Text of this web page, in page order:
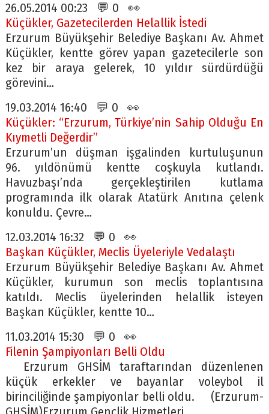
26.05.2014 00:23 💬 0 👀
Küçükler, Gazetecilerden Helallik İstedi
Erzurum Büyükşehir Belediye Başkanı Av. Ahmet
Küçükler, kentte görev yapan gazetecilerle son
kez bir araya gelerek, 10 yıldır sürdürdüğü
görevini…
19.03.2014 16:40 💬 0 👀
Küçükler: “Erzurum, Türkiye’nin Sahip Olduğu En
Kıymetli Değerdir”
Erzurum’un düşman işgalinden kurtuluşunun
96. yıldönümü kentte coşkuyla kutlandı.
Havuzbaşı’nda gerçekleştirilen kutlama
programında ilk olarak Atatürk Anıtına çelenk
konuldu. Çevre…
12.03.2014 16:32 💬 0 👀
Başkan Küçükler, Meclis Üyeleriyle Vedalaştı
Erzurum Büyükşehir Belediye Başkanı Av. Ahmet
Küçükler, kurumun son meclis toplantısına
katıldı. Meclis üyelerinden helallik isteyen
Başkan Küçükler, kentte 10…
11.03.2014 15:30 💬 0 👀
Filenin Şampiyonları Belli Oldu
Erzurum GHSİM taraftarından düzenlenen
küçük erkekler ve bayanlar voleybol il
birinciliğinde şampiyonlar belli oldu. (Erzurum-